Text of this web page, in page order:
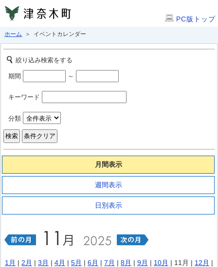
PC版トップ
ホーム ＞ イベントカレンダー
絞り込み検索をする
期間 ～
キーワード
分類
月間表示
週間表示
日別表示
1月 | 2月 | 3月 | 4月 | 5月 | 6月 | 7月 | 8月 | 9月 | 10月 | 11月 | 12月 |